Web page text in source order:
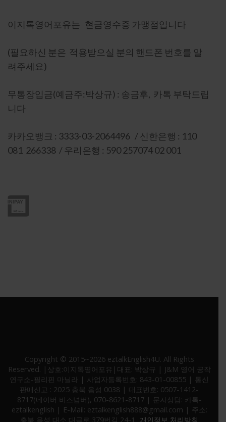
이지톡영어포유는 현금영수증 가맹점입니다
(필요하신 분은 적용받으실 분의 핸드폰 번호를 알
려주세요)
무통장입금(예금주:박상규) : 송금후, 카톡 부탁드립
니다
카카오뱅크 : 3333-03-2064496 / 신한은행 : 110
081 266338 / 우리은행 : 590 257074 02 001
Copyright © 2015~2026 eztalkEnglish4U. All Rights
Reserved. |상호:이지톡영어포유|대표: 박상규 | J&M 영어 공작
연구소-필리핀 마닐라 | 사업자등록번호: 843-01-00855 | 통신
판매신고 : 2025 충북 음성 0038 | 대표번호: 0507-1412-
8717(네이버 비즈넘버), 070-8621-8717 | 문자상담: 카톡-
eztalkenglish | E-Mail: eztalkenglish888@gmail.com | 주소:
충북 음성 대소 대금로 379번길 24-1
개인정보 처리방침